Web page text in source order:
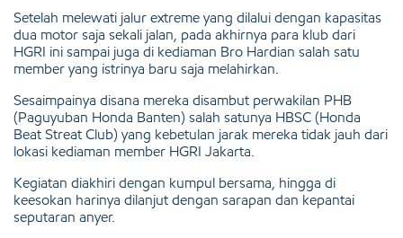
Setelah melewati jalur extreme yang dilalui dengan kapasitas
dua motor saja sekali jalan, pada akhirnya para klub dari
HGRI ini sampai juga di kediaman Bro Hardian salah satu
member yang istrinya baru saja melahirkan.
Sesaimpainya disana mereka disambut perwakilan PHB
(Paguyuban Honda Banten) salah satunya HBSC (Honda
Beat Streat Club) yang kebetulan jarak mereka tidak jauh dari
lokasi kediaman member HGRI Jakarta.
Kegiatan diakhiri dengan kumpul bersama, hingga di
keesokan harinya dilanjut dengan sarapan dan kepantai
seputaran anyer.